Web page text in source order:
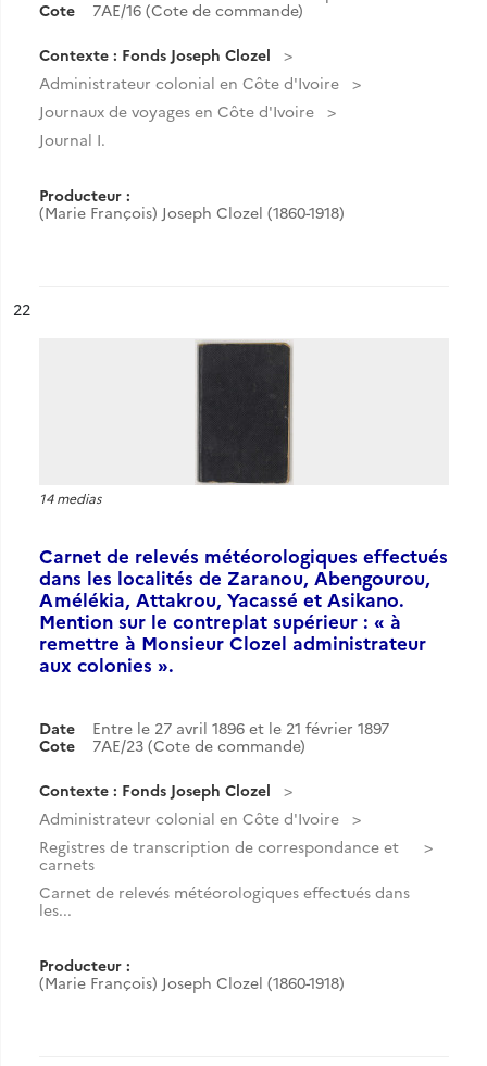
Cote
7AE/16 (Cote de commande)
Contexte : Fonds Joseph Clozel
Administrateur colonial en Côte d'Ivoire
Journaux de voyages en Côte d'Ivoire
Journal I.
Producteur :
(Marie François) Joseph Clozel (1860-1918)
n°
22
14 medias
Carnet de relevés météorologiques effectués
dans les localités de Zaranou, Abengourou,
Amélékia, Attakrou, Yacassé et Asikano.
Mention sur le contreplat supérieur : « à
remettre à Monsieur Clozel administrateur
aux colonies ».
Date
Entre le 27 avril 1896 et le 21 février 1897
Cote
7AE/23 (Cote de commande)
Contexte : Fonds Joseph Clozel
Administrateur colonial en Côte d'Ivoire
Registres de transcription de correspondance et
carnets
Carnet de relevés météorologiques effectués dans
les...
Producteur :
(Marie François) Joseph Clozel (1860-1918)